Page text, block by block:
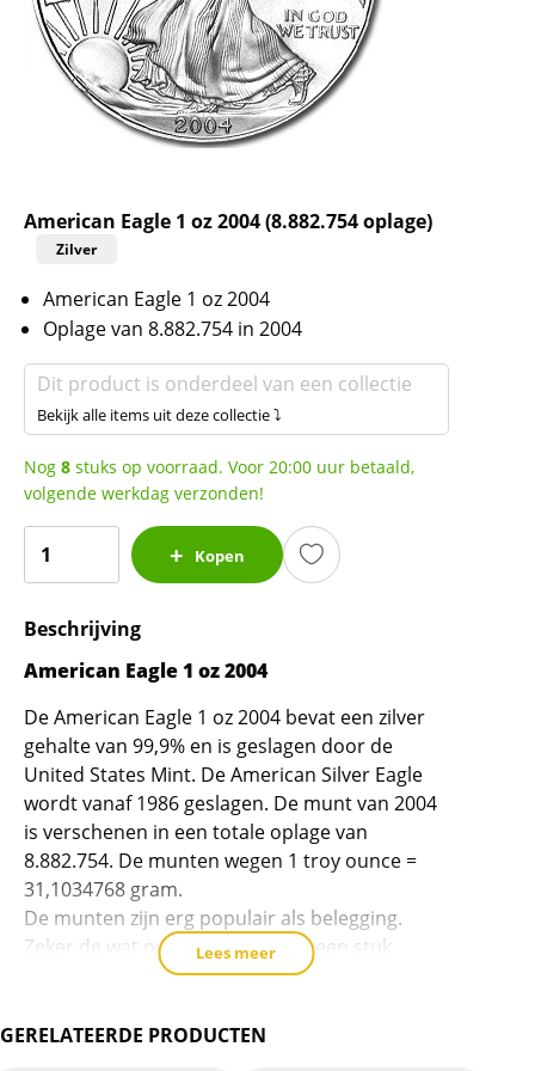
American Eagle 1 oz 2004 (8.882.754 oplage)
Zilver
American Eagle 1 oz 2004
Oplage van 8.882.754 in 2004
Dit product is onderdeel van een collectie
Bekijk alle items uit deze collectie ⤵
Nog 8 stuks op voorraad. Voor 20:00 uur betaald,
volgende werkdag verzonden!
Eagle
oz
2004
oplage)
aantal
Kopen
Beschrijving
American Eagle 1 oz 2004
De American Eagle 1 oz 2004 bevat een zilver
gehalte van 99,9% en is geslagen door de
United States Mint. De American Silver Eagle
wordt vanaf 1986 geslagen. De munt van 2004
is verschenen in een totale oplage van
8.882.754. De munten wegen 1 troy ounce =
31,1034768 gram.
De munten zijn erg populair als belegging.
Zeker de wat oudere Eagles, zijn een stuk
lastiger te verkrijgen.
Levering
Bestellingen van 20 munten van het zelfde jaar
Lees meer
GERELATEERDE PRODUCTEN